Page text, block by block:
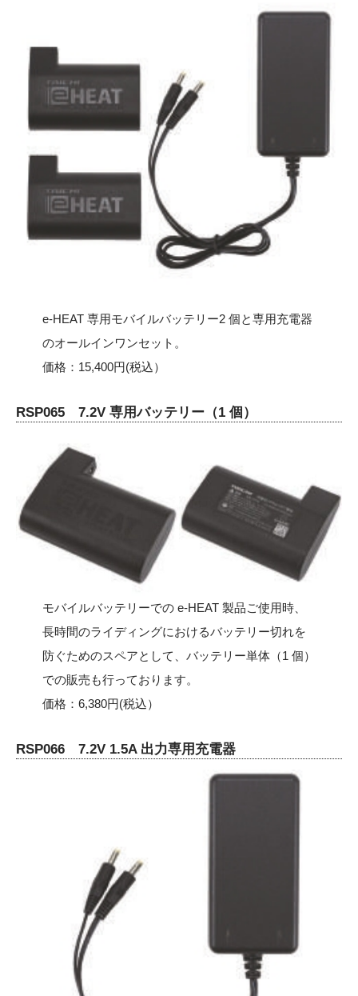
e-HEAT 専用モバイルバッテリー2 個と専用充電器
のオールインワンセット。
価格：15,400円(税込）
RSP065 7.2V 専用バッテリー（1 個）
モバイルバッテリーでの e-HEAT 製品ご使用時、
長時間のライディングにおけるバッテリー切れを
防ぐためのスペアとして、バッテリー単体（1 個）
での販売も行っております。
価格：6,380円(税込）
RSP066 7.2V 1.5A 出力専用充電器